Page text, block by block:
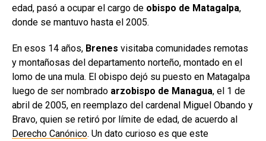
edad, pasó a ocupar el cargo de obispo de Matagalpa,
donde se mantuvo hasta el 2005.
En esos 14 años, Brenes visitaba comunidades remotas
y montañosas del departamento norteño, montado en el
lomo de una mula. El obispo dejó su puesto en Matagalpa
luego de ser nombrado arzobispo de Managua, el 1 de
abril de 2005, en reemplazo del cardenal Miguel Obando y
Bravo, quien se retiró por límite de edad, de acuerdo al
Derecho Canónico. Un dato curioso es que este